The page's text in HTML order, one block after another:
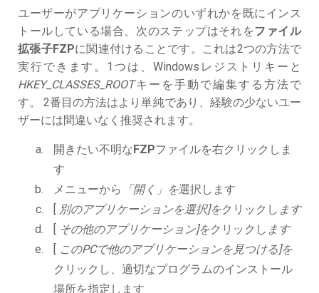
ユーザーがアプリケーションのいずれかを既にインス
トールしている場合、次のステップはそれをファイル
拡張子FZPに関連付けることです。これは2つの方法で
実行できます。1つは、Windowsレジストリキーと
HKEY_CLASSES_ROOTキーを手動で編集する方法で
す。 2番目の方法はより単純であり、経験の少ないユー
ザーには間違いなく推奨されます。
開きたい不明なFZPファイルを右クリックしま
す
メニューから
「開く」を選択します
[ 別のアプリケーションを選択]をクリックし ます
[ その他のアプリケーション]をクリックし ます
[ このPCで他のアプリケーションを見つける]を
クリックし、適切なプログラムのインストール
場所を指定します